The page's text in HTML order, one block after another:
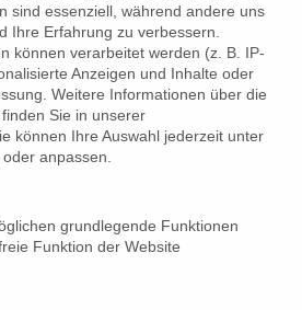
of VIRAL for Best
at the Berlin TV
VIRAL. Fingers crossed!
sind essenziell, während andere uns
Ihre Erfahrung zu verbessern.
können verarbeitet werden (z. B. IP-
Anzeigen und Inhalte oder
Weitere Informationen über die
Sie in unserer
können Ihre Auswahl jederzeit unter
anpassen.
grundlegende Funktionen
Funktion der Website